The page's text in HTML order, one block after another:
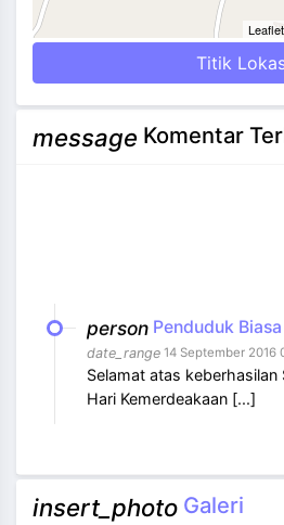
Leaflet
Titik
message Komentar
date_range 14 September 2016
Selamat atas keberhasilan
Hari Kemerdeakaan [...]
insert_photo Galeri